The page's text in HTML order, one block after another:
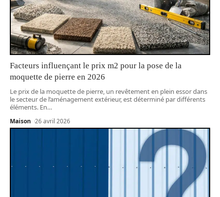
Facteurs influençant le prix m2 pour la pose de la
moquette de pierre en 2026
Le prix de la moquette de pierre, un revêtement en plein essor dans
le secteur de l’aménagement extérieur, est déterminé par différents
éléments. En…
Maison 26 avril 2026